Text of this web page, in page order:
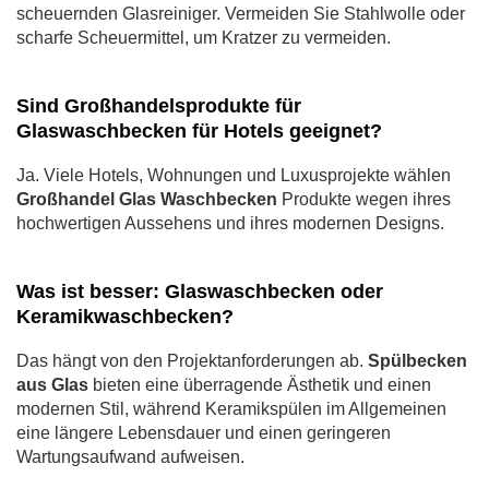
scheuernden Glasreiniger. Vermeiden Sie Stahlwolle oder
scharfe Scheuermittel, um Kratzer zu vermeiden.
Sind Großhandelsprodukte für
Glaswaschbecken für Hotels geeignet?
Ja. Viele Hotels, Wohnungen und Luxusprojekte wählen
Großhandel Glas Waschbecken Produkte wegen ihres
hochwertigen Aussehens und ihres modernen Designs.
Was ist besser: Glaswaschbecken oder
Keramikwaschbecken?
Das hängt von den Projektanforderungen ab. Spülbecken
aus Glas bieten eine überragende Ästhetik und einen
modernen Stil, während Keramikspülen im Allgemeinen
eine längere Lebensdauer und einen geringeren
Wartungsaufwand aufweisen.